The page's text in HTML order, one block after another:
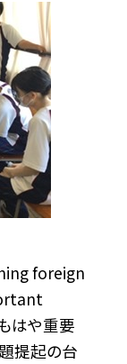
foreign
はや重要
提起の台